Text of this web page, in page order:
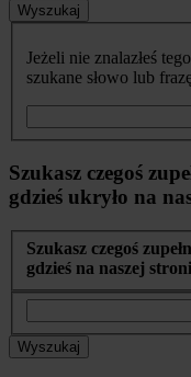
Wyszukaj
Jeżeli nie znalazłeś
szukane słowo lub
Szukasz czegoś
gdzieś ukryło na
Szukasz czegoś
gdzieś na naszej
Wyszukaj